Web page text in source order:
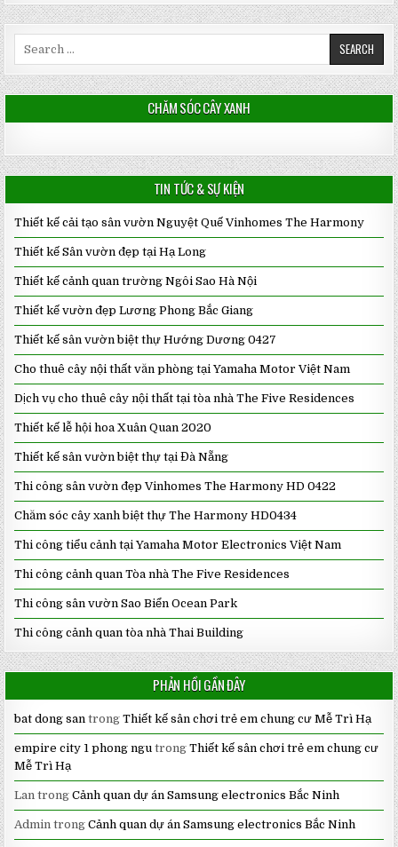
CHĂM SÓC CÂY XANH
TIN TỨC & SỰ KIỆN
Thiết kế cải tạo sân vườn Nguyệt Quế Vinhomes The Harmony
Thiết kế Sân vườn đẹp tại Hạ Long
Thiết kế cảnh quan trường Ngôi Sao Hà Nội
Thiết kế vườn đẹp Lương Phong Bắc Giang
Thiết kế sân vườn biệt thự Hướng Dương 0427
Cho thuê cây nội thất văn phòng tại Yamaha Motor Việt Nam
Dịch vụ cho thuê cây nội thất tại tòa nhà The Five Residences
Thiết kế lễ hội hoa Xuân Quan 2020
Thiết kế sân vườn biệt thự tại Đà Nẵng
Thi công sân vườn đẹp Vinhomes The Harmony HD 0422
Chăm sóc cây xanh biệt thự The Harmony HD0434
Thi công tiểu cảnh tại Yamaha Motor Electronics Việt Nam
Thi công cảnh quan Tòa nhà The Five Residences
Thi công sân vườn Sao Biển Ocean Park
Thi công cảnh quan tòa nhà Thai Building
PHẢN HỒI GẦN ĐÂY
bat dong san trongThiết kế sân chơi trẻ em chung cư Mễ Trì Hạ
empire city 1 phong ngu trongThiết kế sân chơi trẻ em chung cư
Mễ Trì Hạ
Lan trongCảnh quan dự án Samsung electronics Bắc Ninh
Admin trongCảnh quan dự án Samsung electronics Bắc Ninh